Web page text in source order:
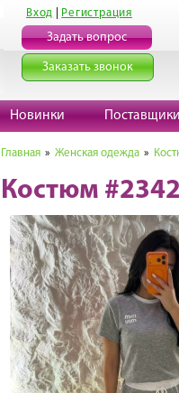
Вход Регистрация
Задать вопрос
Заказать звонок
Новинки Поставщики
Главная » Женская одежда »
Костюм